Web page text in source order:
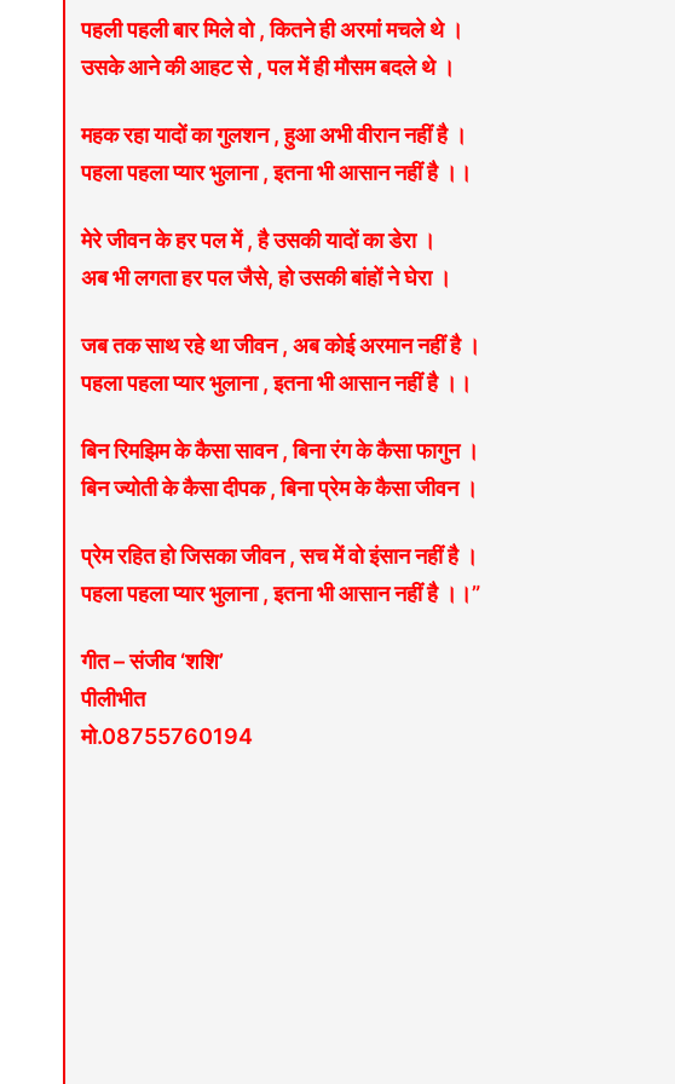
पहली पहली बार मिले वो , कितने ही अरमांं मचले थे ।
उसके आने की आहट से , पल में ही मौसम बदले थे ।
महक रहा यादों का गुलशन , हुआ अभी वीरान नहीं है ।
पहला पहला प्यार भुलाना , इतना भी आसान नहीं है ।।
मेरे जीवन के हर पल में , है उसकी यादों का डेरा ।
अब भी लगता हर पल जैसे, हो उसकी बांहों ने घेरा ।
जब तक साथ रहे था जीवन , अब कोई अरमान नहीं है ।
पहला पहला प्यार भुलाना , इतना भी आसान नहीं है ।।
बिन रिमझिम के कैसा सावन , बिना रंग के कैसा फागुन ।
बिन ज्योती के कैसा दीपक , बिना प्रेम के कैसा जीवन ।
प्रेम रहित हो जिसका जीवन , सच में वो इंसान नहीं है ।
पहला पहला प्यार भुलाना , इतना भी आसान नहीं है ।।”
गीत – संजीव ‘शशि’
पीलीभीत
मो.08755760194